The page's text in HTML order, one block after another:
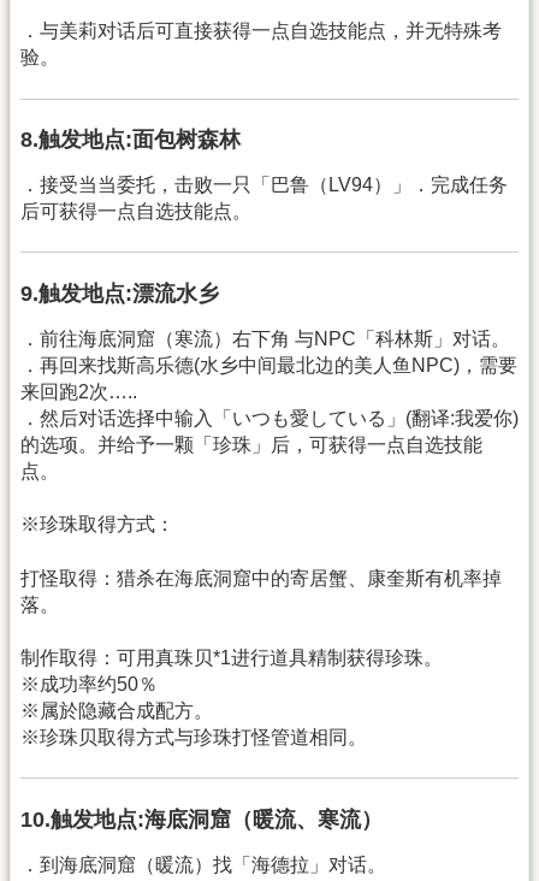
．与美莉对话后可直接获得一点自选技能点，并无特殊考
验。
8.触发地点:面包树森林
．接受当当委托，击败一只「巴鲁（LV94）」．完成任务
后可获得一点自选技能点。
9.触发地点:漂流水乡
．前往海底洞窟（寒流）右下角 与NPC「科林斯」对话。
．再回来找斯高乐德(水乡中间最北边的美人鱼NPC)，需要
来回跑2次…..
．然后对话选择中输入「いつも愛している」(翻译:我爱你)
的选项。并给予一颗「珍珠」后，可获得一点自选技能
点。
※珍珠取得方式：
打怪取得：猎杀在海底洞窟中的寄居蟹、康奎斯有机率掉
落。
制作取得：可用真珠贝*1进行道具精制获得珍珠。
※成功率约50％
※属於隐藏合成配方。
※珍珠贝取得方式与珍珠打怪管道相同。
10.触发地点:海底洞窟（暖流、寒流）
．到海底洞窟（暖流）找「海德拉」对话。